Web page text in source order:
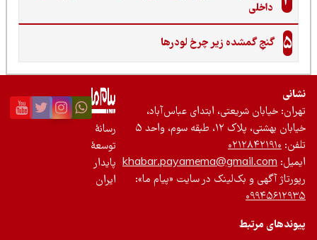
داخلی
گنجِ گمشده زیر چرخ لودرها
خیابان شریعتی، ابتدای عباس‌آباد،
بهشتی، پلاک ۱۲، طبقه سوم، واحد ۵
۰۲۱۲۸۴۲۱۹۱۰
khabar.payamema@gmail.com
آگهی و بک‌لینک در سایت «پیام ما»:
مرتبط
رسانۀ
توسعۀ
پایدار
ایران